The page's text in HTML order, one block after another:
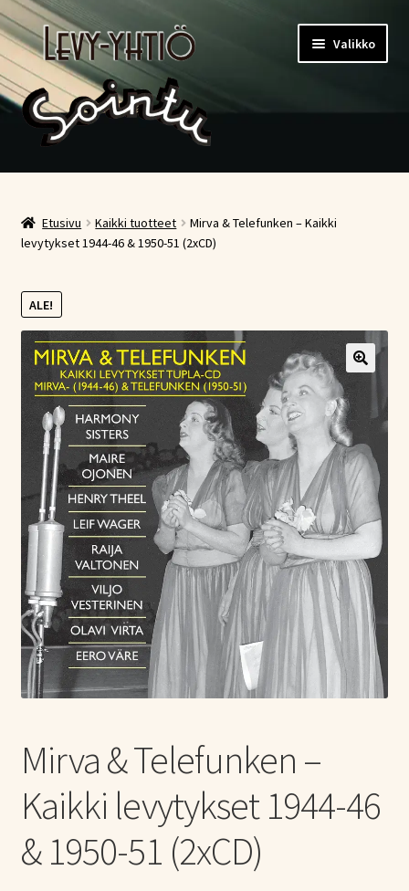
Siirry
navigointiin
Siirry
sisältöön
Valikko
Etusivu
Kauppa
Kassa
Oma tili
Tietoa meistä
Konserttiliput
tason
valikko
Etusivu Kaikki tuotteet
Mirva & Telefunken – Kaikki
levytykset 1944-46 & 1950-51 (2xCD)
ALE!
Mirva & Telefunken –
Kaikki levytykset 1944-46
& 1950-51 (2xCD)